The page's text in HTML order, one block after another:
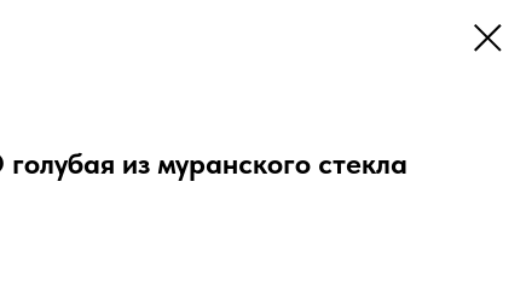
из муранского стекла